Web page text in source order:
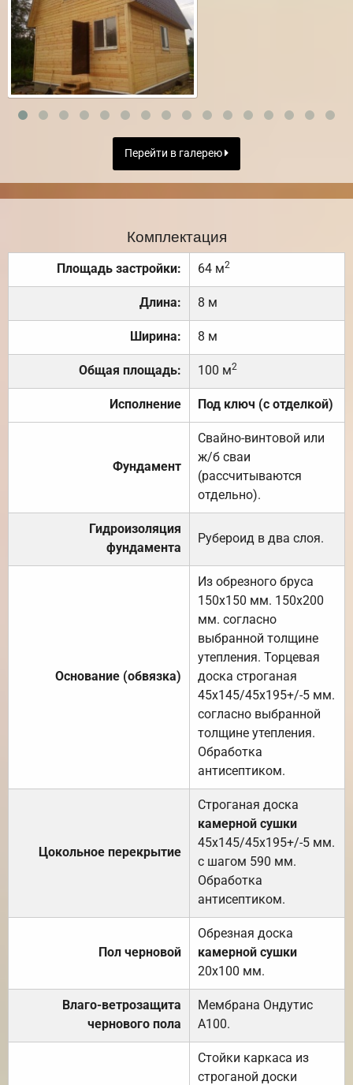
Перейти в галерею
Комплектация
Площадь застройки: 64 м2
Длина: 8 м
Ширина: 8 м
Общая площадь: 100 м2
Исполнение Под ключ (с отделкой)
Фундамент
Свайно-винтовой или
ж/б сваи
(рассчитываются
отдельно).
Гидроизоляция
фундамента
Рубероид в два слоя.
Основание (обвязка)
Из обрезного бруса
150х150 мм. 150х200
мм. согласно
выбранной толщине
утепления. Торцевая
доска строганая
45х145/45х195+/-5 мм.
согласно выбранной
толщине утепления.
Обработка
антисептиком.
Цокольное перекрытие
Строганая доска
камерной сушки
45х145/45х195+/-5 мм.
с шагом 590 мм.
Обработка
антисептиком.
Пол черновой
Обрезная доска
камерной сушки
20х100 мм.
Влаго-ветрозащита
чернового пола
Мембрана Ондутис
А100.
Стойки каркаса из
строганой доски